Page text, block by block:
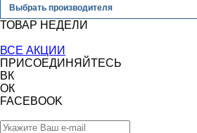
Выбрать производителя
ТОВАР НЕДЕЛИ
ВСЕ АКЦИИ
ПРИСОЕДИНЯЙТЕСЬ
ВК
ОК
FACEBOOK